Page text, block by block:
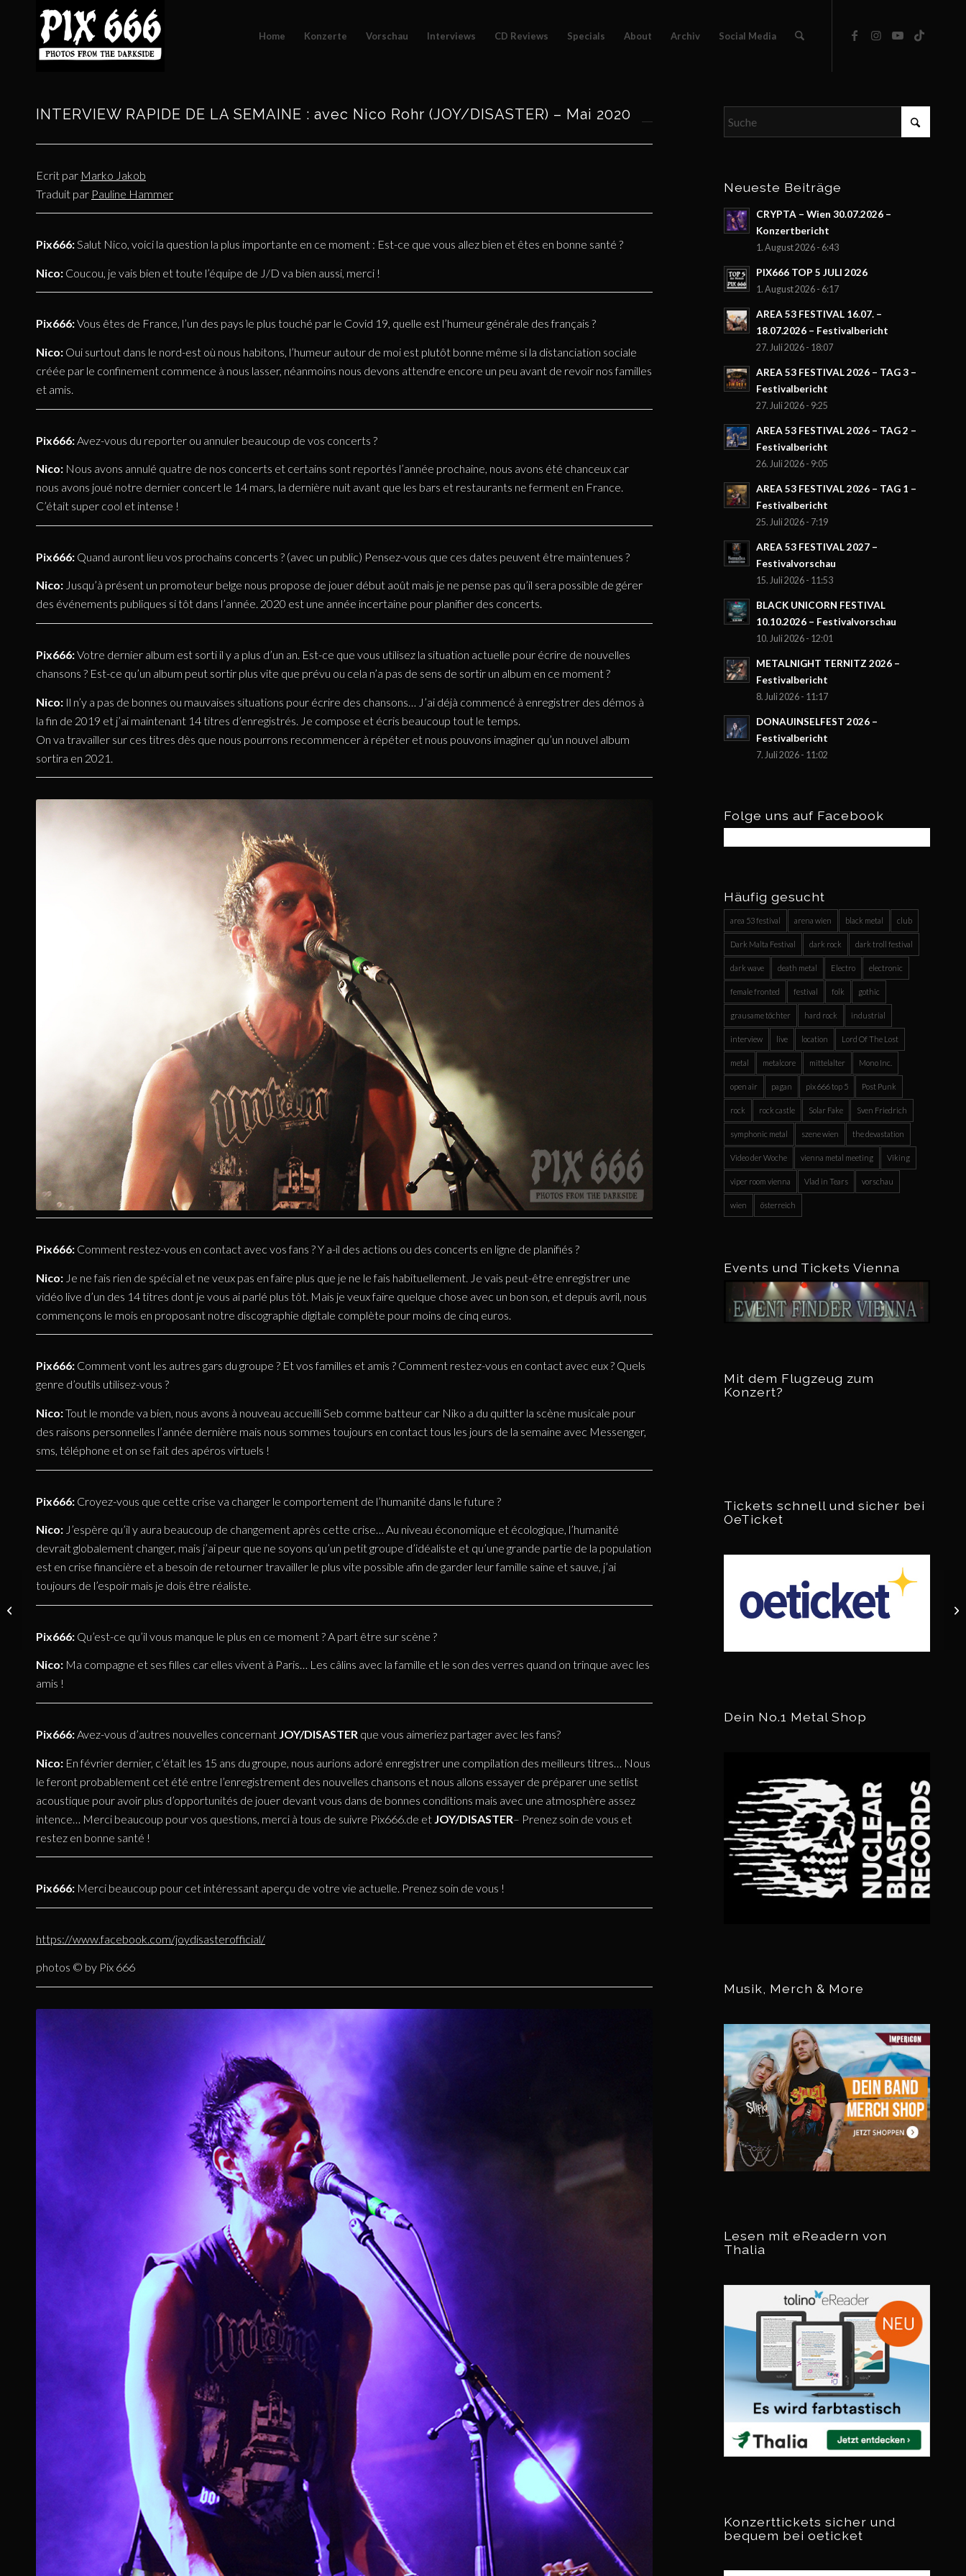
Home Konzerte Vorschau Interviews CD Reviews Specials About Archiv Social Media
INTERVIEW RAPIDE DE LA SEMAINE : avec Nico Rohr (JOY/DISASTER) – Mai 2020
Ecrit par Marko Jakob
Traduit par Pauline Hammer
Pix666:Salut Nico, voici la question la plus importante en ce moment : Est-ce que vous allez bien et êtes en bonne santé ?
Nico: Coucou, je vais bien et toute l’équipe de J/D va bien aussi, merci !
Pix666:Vous êtes de France, l’un des pays le plus touché par le Covid 19, quelle est l’humeur générale des français ?
Nico: Oui surtout dans le nord-est où nous habitons, l’humeur autour de moi est plutôt bonne même si la distanciation sociale
créée par le confinement commence à nous lasser, néanmoins nous devons attendre encore un peu avant de revoir nos familles
et amis.
Pix666: Avez-vous du reporter ou annuler beaucoup de vos concerts ?
Nico: Nous avons annulé quatre de nos concerts et certains sont reportés l’année prochaine, nous avons été chanceux car
nous avons joué notre dernier concert le 14 mars, la dernière nuit avant que les bars et restaurants ne ferment en France.
C’était super cool et intense !
Pix666: Quand auront lieu vos prochains concerts ? (avec un public) Pensez-vous que ces dates peuvent être maintenues ?
Nico: Jusqu’à présent un promoteur belge nous propose de jouer début août mais je ne pense pas qu’il sera possible de gérer
des événements publiques si tôt dans l’année. 2020 est une année incertaine pour planifier des concerts.
Pix666:Votre dernier album est sorti il y a plus d’un an. Est-ce que vous utilisez la situation actuelle pour écrire de nouvelles
chansons ? Est-ce qu’un album peut sortir plus vite que prévu ou cela n’a pas de sens de sortir un album en ce moment ?
Nico: Il n’y a pas de bonnes ou mauvaises situations pour écrire des chansons… J’ai déjà commencé à enregistrer des démos à
la fin de 2019 et j’ai maintenant 14 titres d’enregistrés. Je compose et écris beaucoup tout le temps.
On va travailler sur ces titres dès que nous pourrons recommencer à répéter et nous pouvons imaginer qu’un nouvel album
sortira en 2021.
Pix666: Comment restez-vous en contact avec vos fans ? Y a-il des actions ou des concerts en ligne de planifiés ?
Nico: Je ne fais rien de spécial et ne veux pas en faire plus que je ne le fais habituellement. Je vais peut-être enregistrer une
vidéo live d’un des 14 titres dont je vous ai parlé plus tôt. Mais je veux faire quelque chose avec un bon son, et depuis avril, nous
commençons le mois en proposant notre discographie digitale complète pour moins de cinq euros.
Pix666: Comment vont les autres gars du groupe ? Et vos familles et amis ? Comment restez-vous en contact avec eux ? Quels
genre d’outils utilisez-vous ?
Nico:Tout le monde va bien, nous avons à nouveau accueilli Seb comme batteur car Niko a du quitter la scène musicale pour
des raisons personnelles l’année dernière mais nous sommes toujours en contact tous les jours de la semaine avec Messenger,
sms, téléphone et on se fait des apéros virtuels !
Pix666: Croyez-vous que cette crise va changer le comportement de l’humanité dans le future ?
Nico: J’espère qu’il y aura beaucoup de changement après cette crise… Au niveau économique et écologique, l’humanité
devrait globalement changer, mais j’ai peur que ne soyons qu’un petit groupe d’idéaliste et qu’une grande partie de la population
est en crise financière et a besoin de retourner travailler le plus vite possible afin de garder leur famille saine et sauve, j’ai
toujours de l’espoir mais je dois être réaliste.
Pix666: Qu’est-ce qu’il vous manque le plus en ce moment ? A part être sur scène ?
Nico: Ma compagne et ses filles car elles vivent à Paris… Les câlins avec la famille et le son des verres quand on trinque avec les
amis !
Pix666:Avez-vous d’autres nouvelles concernant JOY/DISASTER que vous aimeriez partager avec les fans?
Nico: En février dernier, c’était les 15 ans du groupe, nous aurions adoré enregistrer une compilation des meilleurs titres… Nous
le feront probablement cet été entre l’enregistrement des nouvelles chansons et nous allons essayer de préparer une setlist
acoustique pour avoir plus d’opportunités de jouer devant vous dans de bonnes conditions mais avec une atmosphère assez
intence… Merci beaucoup pour vos questions, merci à tous de suivre Pix666.de et JOY/DISASTER– Prenez soin de vous et
restez en bonne santé !
Pix666: Merci beaucoup pour cet intéressant aperçu de votre vie actuelle. Prenez soin de vous !
https://www.facebook.com/joydisasterofficial/
photos © by Pix 666
Neueste Beiträge
CRYPTA – Wien 30.07.2026 –
Konzertbericht
1. August 2026 - 6:43
PIX666 TOP 5 JULI 2026
1. August 2026 - 6:17
AREA 53 FESTIVAL 16.07. –
18.07.2026 – Festivalbericht
27. Juli 2026 - 18:07
AREA 53 FESTIVAL 2026 – TAG 3 –
Festivalbericht
27. Juli 2026 - 9:25
AREA 53 FESTIVAL 2026 – TAG 2 –
Festivalbericht
26. Juli 2026 - 9:05
AREA 53 FESTIVAL 2026 – TAG 1 –
Festivalbericht
25. Juli 2026 - 7:19
AREA 53 FESTIVAL 2027 –
Festivalvorschau
15. Juli 2026 - 11:53
BLACK UNICORN FESTIVAL
10.10.2026 – Festivalvorschau
10. Juli 2026 - 12:01
METALNIGHT TERNITZ 2026 –
Festivalbericht
8. Juli 2026 - 11:17
DONAUINSELFEST 2026 –
Festivalbericht
7. Juli 2026 - 11:02
Folge uns auf Facebook
Häufig gesucht
area 53 festival arena wien black metal club
Dark Malta Festival dark rock dark troll festival
dark wave death metal Electro electronic
female fronted festival folk gothic
grausame töchter hard rock industrial
interview live location Lord Of The Lost
metal metalcore mittelalter Mono Inc.
open air pagan pix 666 top 5 Post Punk
rock rock castle Solar Fake Sven Friedrich
symphonic metal szene wien the devastation
Video der Woche vienna metal meeting Viking
viper room vienna Vlad in Tears vorschau
wien österreich
Events und Tickets Vienna
Mit dem Flugzeug zum
Konzert?
Tickets schnell und sicher bei
OeTicket
Dein No.1 Metal Shop
Musik, Merch & More
Lesen mit eReadern von
Thalia
Konzerttickets sicher und
bequem bei oeticket
INTERVIEW:
LUX) – Mai
2020